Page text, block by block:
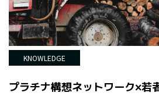
KNOWLEDGE